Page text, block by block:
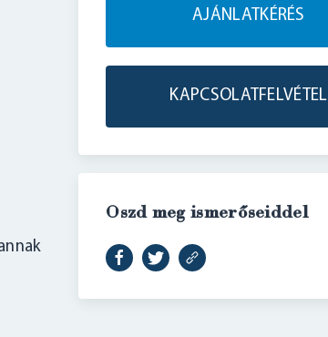
AJÁNLATKÉRÉS
KAPCSOLATFELVÉTEL
Oszd meg ismerőseiddel